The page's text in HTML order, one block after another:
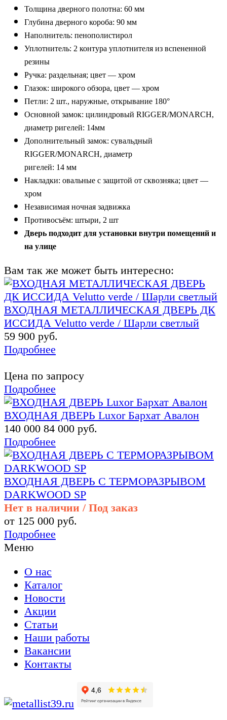
Толщина дверного полотна: 60 мм
Глубина дверного короба: 90 мм
Наполнитель: пенополистирол
Уплотнитель: 2 контура уплотнителя из вспененной
резины
Ручка: раздельная; цвет — хром
Глазок: широкого обзора, цвет — хром
Петли: 2 шт., наружные, открывание 180°
Основной замок: цилиндровый RIGGER/MONARCH,
диаметр ригелей: 14мм
Дополнительный замок: сувальдный
RIGGER/MONARCH, диаметр
ригелей: 14 мм
Накладки: овальные с защитой от сквозняка; цвет —
хром
Независимая ночная задвижка
Противосъём: штыри, 2 шт
Дверь подходит для установки внутри помещений и
на улице
Вам так же может быть интересно:
ВХОДНАЯ МЕТАЛЛИЧЕСКАЯ ДВЕРЬ ДК
ИССИДА Velutto verde / Шарли светлый
59 900 руб.
Подробнее
Цена по запросу
Подробнее
ВХОДНАЯ ДВЕРЬ Luxor Бархат Авалон
140 000 84 000 руб.
Подробнее
ВХОДНАЯ ДВЕРЬ С ТЕРМОРАЗРЫВОМ
DARKWOOD SP
Нет в наличии / Под заказ
от 125 000 руб.
Подробнее
Меню
О нас
Каталог
Новости
Акции
Статьи
Наши работы
Вакансии
Контакты